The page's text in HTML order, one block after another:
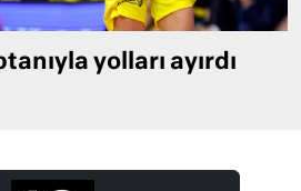
yolları ayırdı